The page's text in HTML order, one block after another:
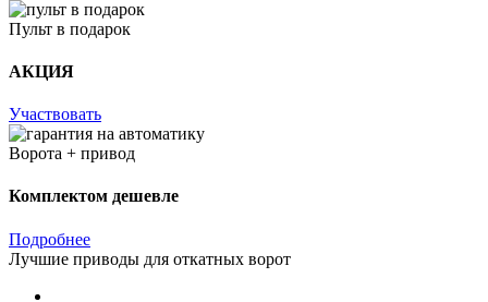
Пульт в подарок
АКЦИЯ
Участвовать
Ворота + привод
Комплектом дешевле
Подробнее
Лучшие приводы для откатных ворот